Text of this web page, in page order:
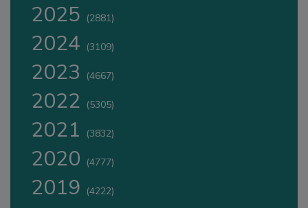
2025 (2881)
2024 (3109)
2023 (4667)
2022 (5305)
2021 (3832)
2020 (4777)
2019 (4222)